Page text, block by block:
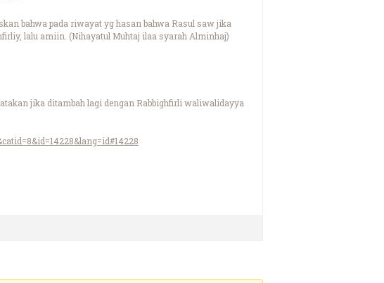
bahwa pada riwayat yg hasan bahwa Rasul saw jika
lalu amiin. (Nihayatul Muhtaj ilaa syarah Alminhaj)
jika ditambah lagi dengan Rabbighfirli waliwalidayya